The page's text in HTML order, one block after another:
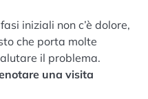
iniziali non c’è dolore,
che porta molte
il problema.
una visita